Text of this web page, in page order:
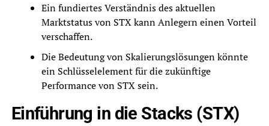
Ein fundiertes Verständnis des aktuellen
Marktstatus von STX kann Anlegern einen Vorteil
verschaffen.
Die Bedeutung von Skalierungslösungen könnte
ein Schlüsselelement für die zukünftige
Performance von STX sein.
Einführung in die Stacks (STX)